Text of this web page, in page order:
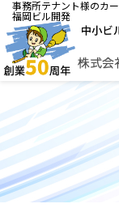
事務所テナント様のカ
福岡ビル開発